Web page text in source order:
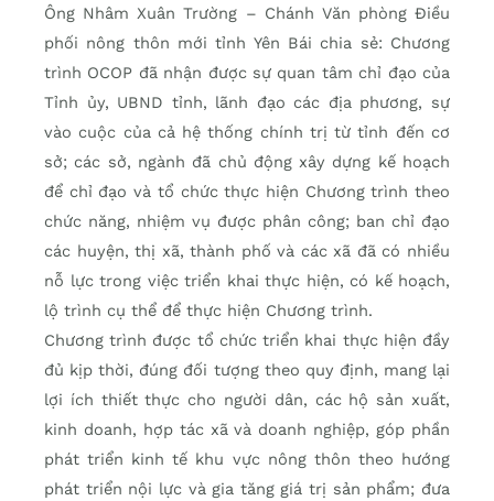
Ông Nhâm Xuân Trường – Chánh Văn phòng Điều
phối nông thôn mới tỉnh Yên Bái chia sẻ: Chương
trình OCOP đã nhận được sự quan tâm chỉ đạo của
Tỉnh ủy, UBND tỉnh, lãnh đạo các địa phương, sự
vào cuộc của cả hệ thống chính trị từ tỉnh đến cơ
sở; các sở, ngành đã chủ động xây dựng kế hoạch
để chỉ đạo và tổ chức thực hiện Chương trình theo
chức năng, nhiệm vụ được phân công; ban chỉ đạo
các huyện, thị xã, thành phố và các xã đã có nhiều
nỗ lực trong việc triển khai thực hiện, có kế hoạch,
lộ trình cụ thể để thực hiện Chương trình.
Chương trình được tổ chức triển khai thực hiện đầy
đủ kịp thời, đúng đối tượng theo quy định, mang lại
lợi ích thiết thực cho người dân, các hộ sản xuất,
kinh doanh, hợp tác xã và doanh nghiệp, góp phần
phát triển kinh tế khu vực nông thôn theo hướng
phát triển nội lực và gia tăng giá trị sản phẩm; đưa